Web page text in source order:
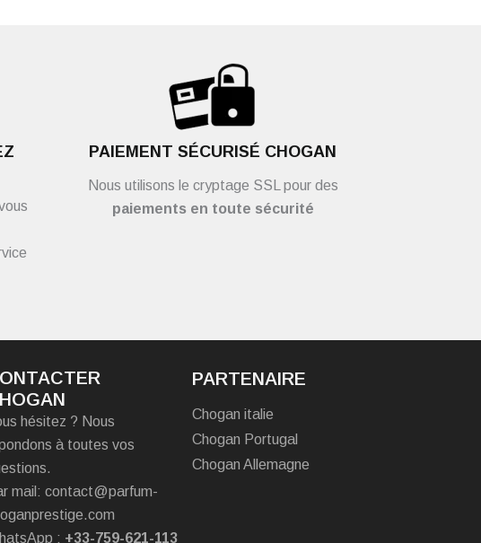
PAIEMENT SÉCURISÉ CHOGAN
Nous utilisons le cryptage SSL pour des
paiements en toute sécurité
hésitez ? Nous
à toutes vos
mail: contact@parfum-
: +33-759-621-113
PARTENAIRE
Chogan italie
Chogan Portugal
Chogan Allemagne